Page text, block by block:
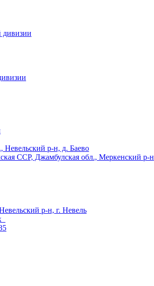
дивизии
р-н, д. Баево
ССР, Джамбулская обл., Меркенский р-н
р-н, г. Невель